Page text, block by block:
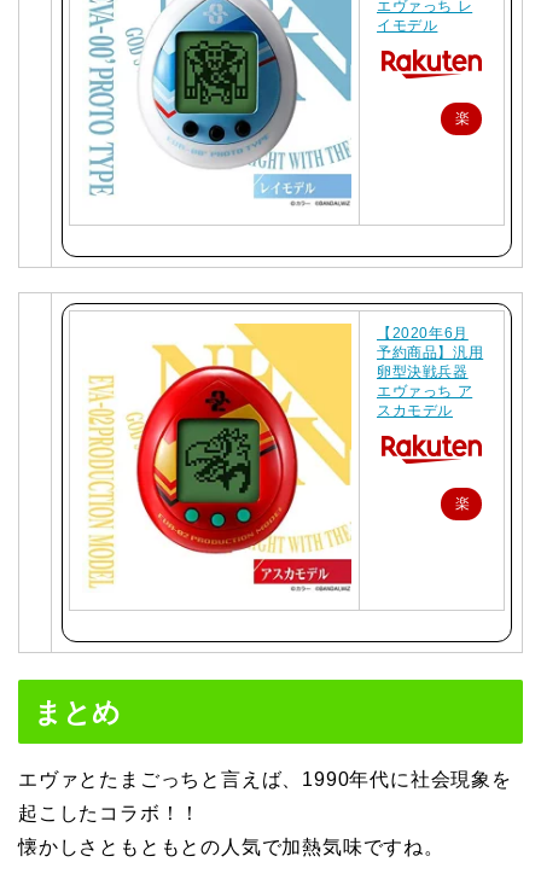
エヴァっち レ
イモデル
楽
【2020年6月
予約商品】汎用
卵型決戦兵器
エヴァっち ア
スカモデル
楽
まとめ
エヴァとたまごっちと言えば、1990年代に社会現象を
起こしたコラボ！！
懐かしさともともとの人気で加熱気味ですね。